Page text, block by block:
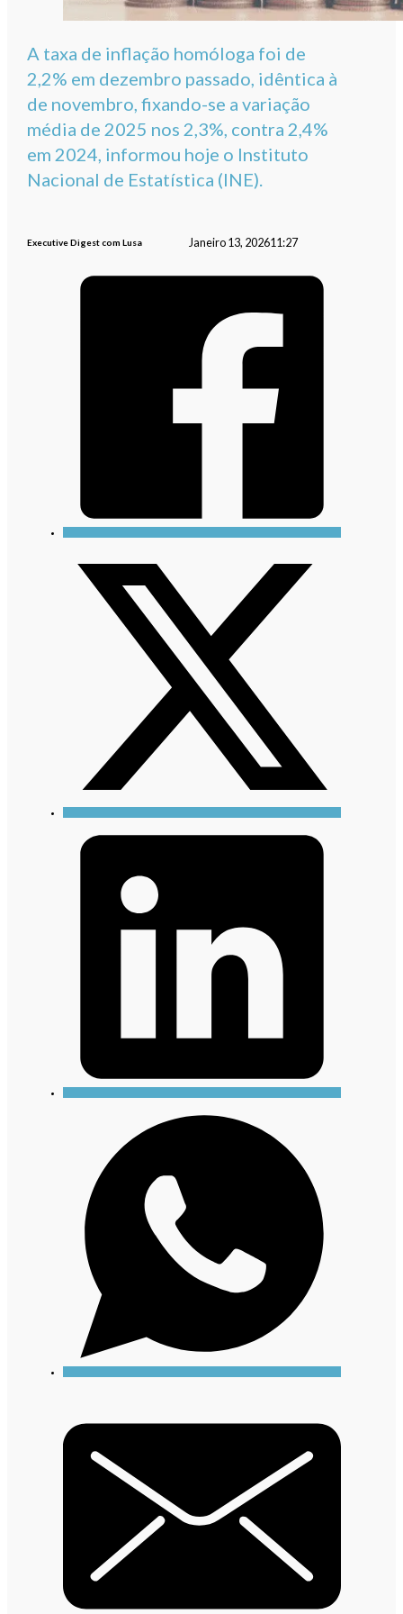
A taxa de inflação homóloga foi de
2,2% em dezembro passado, idêntica à
de novembro, fixando-se a variação
média de 2025 nos 2,3%, contra 2,4%
em 2024, informou hoje o Instituto
Nacional de Estatística (INE).
Executive Digest com Lusa Janeiro 13, 202611:27